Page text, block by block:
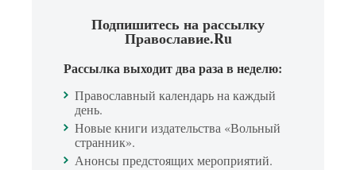
Подпишитесь на рассылку
Православие.Ru
Рассылка выходит два раза в неделю:
Православный календарь на каждый
день.
Новые книги издательства «Вольный
странник».
Анонсы предстоящих мероприятий.